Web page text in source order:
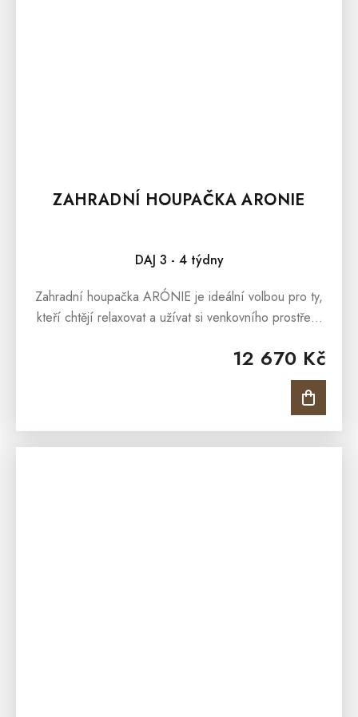
ZAHRADNÍ HOUPAČKA ARONIE
DAJ 3 - 4 týdny
12 670 Kč
Zahradní houpačka ARÓNIE je ideální volbou pro ty,
kteří chtějí relaxovat a užívat si venkovního prostředí